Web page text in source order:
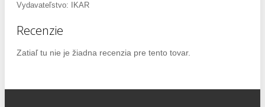
Vydavateľstvo: IKAR
Recenzie
Zatiaľ tu nie je žiadna recenzia pre tento tovar.